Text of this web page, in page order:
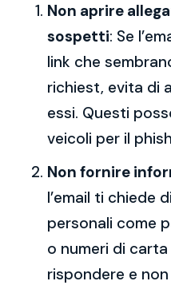
Non aprire
sospetti: Se
link che
richiest, evita di
essi. Questi
veicoli per il
Non fornire
l’email ti chiede
personali come
o numeri di
rispondere e